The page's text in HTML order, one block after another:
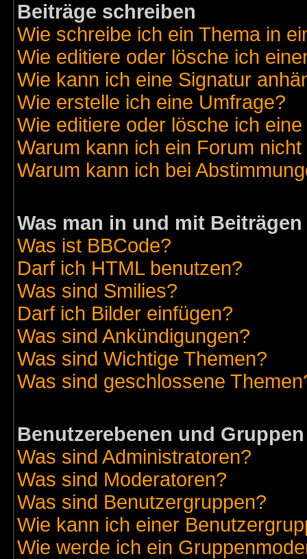
Beiträge schreiben
Wie schreibe ich ein Thema in
Wie editiere oder lösche ich
Wie kann ich eine Signatur
Wie erstelle ich eine Umfrage?
Wie editiere oder lösche ich
Warum kann ich ein Forum
Warum kann ich bei
Was man in und mit
Was ist BBCode?
Darf ich HTML benutzen?
Was sind Smilies?
Darf ich Bilder einfügen?
Was sind Ankündigungen?
Was sind Wichtige Themen?
Was sind geschlossene
Benutzerebenen und Gruppen
Was sind Administratoren?
Was sind Moderatoren?
Was sind Benutzergruppen?
Wie kann ich einer
Wie werde ich ein